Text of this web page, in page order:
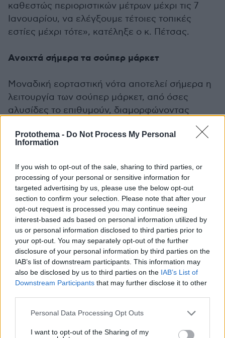
Protothema - Do Not Process My Personal
Information
If you wish to opt-out of the sale, sharing to third parties, or
processing of your personal or sensitive information for
targeted advertising by us, please use the below opt-out
section to confirm your selection. Please note that after your
opt-out request is processed you may continue seeing
interest-based ads based on personal information utilized by
us or personal information disclosed to third parties prior to
your opt-out. You may separately opt-out of the further
disclosure of your personal information by third parties on the
IAB’s list of downstream participants. This information may
also be disclosed by us to third parties on the IAB’s List of
Downstream Participants that may further disclose it to other
Please note that this website/app uses one or more Google
not limited to your visit or usage behaviour. You may click to
Personal Data Processing Opt Outs
I want to opt-out of the Sharing of my
καθεστώς περιοριστικών μέτρων μέχρι τις 7
Ιανουαρίου, να ελέγξουμε τέτοιες τοπικές
εστίες μέχρι τότε», κατέληξε ο κ. Πέτσας.
Ανοιχτά σήμερα τα σούπερ μάρκετ
Μοναδική εορταστική νότα αποτελεί σήμερα η
λειτουργία των σούπερ μάρκετ, από όσες
αλυσίδες το επιθυμούν, διαμορφώνοντας
αντίστοιχα και το ωράριο λειτουργίας τους.
Ανοιχτά, αλλά για παραλαβή προϊόντων με τη
εμπορικά καταστήματα από τις τις 11:00 έως τις
20:00.
Ακολουθήστε τοprotothema.gr στο Google News
και μάθετε πρώτοι όλες τις ειδήσεις
Δείτε όλες τις τελευταίεςΕιδήσεις από την Ελλάδα
και τον Κόσμο, τη στιγμή που συμβαίνουν, στο
Protothema.gr